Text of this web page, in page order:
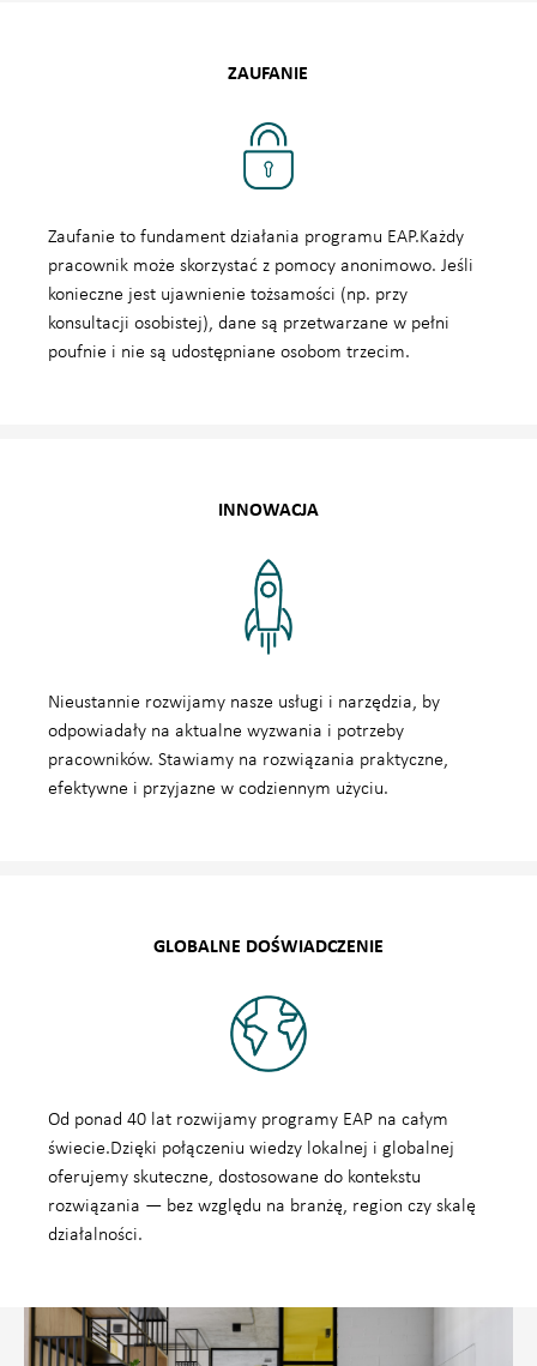
ZAUFANIE
Zaufanie to fundament działania programu EAP.Każdy
pracownik może skorzystać z pomocy anonimowo. Jeśli
konieczne jest ujawnienie tożsamości (np. przy
konsultacji osobistej), dane są przetwarzane w pełni
poufnie i nie są udostępniane osobom trzecim.
INNOWACJA
Nieustannie rozwijamy nasze usługi i narzędzia, by
odpowiadały na aktualne wyzwania i potrzeby
pracowników. Stawiamy na rozwiązania praktyczne,
efektywne i przyjazne w codziennym użyciu.
GLOBALNE DOŚWIADCZENIE
Od ponad 40 lat rozwijamy programy EAP na całym
świecie.Dzięki połączeniu wiedzy lokalnej i globalnej
oferujemy skuteczne, dostosowane do kontekstu
rozwiązania — bez względu na branżę, region czy skalę
działalności.